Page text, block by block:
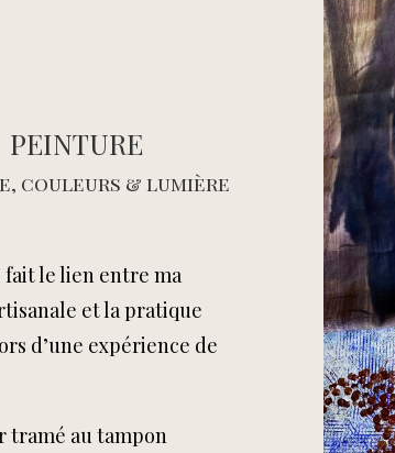
peinture
couleurs & lumière
fait le lien entre ma
et la pratique
d’une expérience de
tramé au tampon